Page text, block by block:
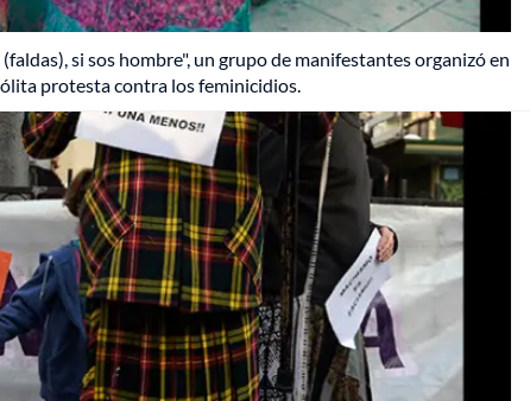
si sos hombre", un grupo de manifestantes organizó en
protesta contra los feminicidios.